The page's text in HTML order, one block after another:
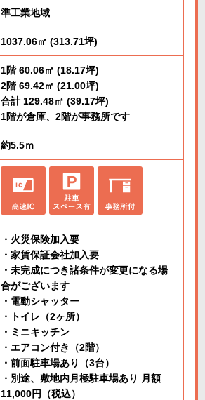
準工業地域
1037.06㎡ (313.71坪)
1階 60.06㎡ (18.17坪)
2階 69.42㎡ (21.00坪)
合計 129.48㎡ (39.17坪)
1階が倉庫、2階が事務所です
約5.5ｍ
・火災保険加入要
・家賃保証会社加入要
・未完成につき諸条件が変更になる場
合がございます
・電動シャッター
・トイレ（2ヶ所）
・ミニキッチン
・エアコン付き（2階）
・前面駐車場あり（3台）
・別途、敷地内月極駐車場あり 月額
11,000円（税込）